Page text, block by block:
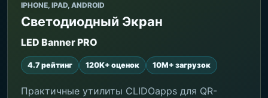
IPHONE, IPAD, ANDROID
Светодиодный Экран
LED Banner PRO
4.7 рейтинг 120K+ оценок 10M+ загрузок
Практичные утилиты CLIDOapps для QR-